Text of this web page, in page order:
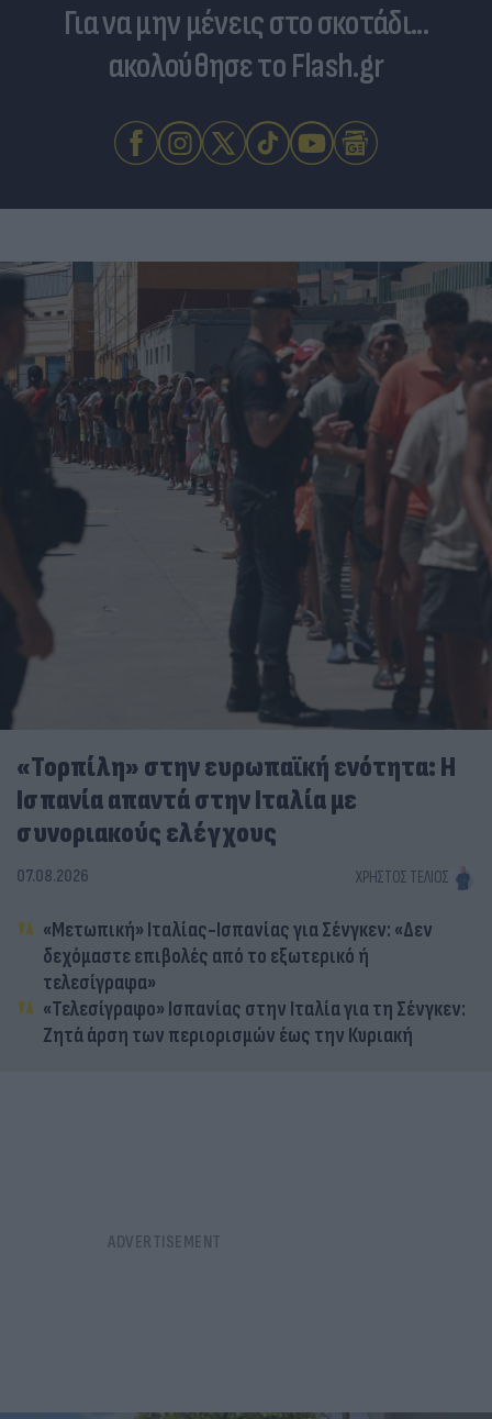
Για να μην μένεις στο σκοτάδι...
ακολούθησε το Flash.gr
«Τορπίλη» στην ευρωπαϊκή ενότητα: Η
Ισπανία απαντά στην Ιταλία με
συνοριακούς ελέγχους
07.08.2026 ΧΡΉΣΤΟΣ ΤΈΛΙΟΣ
«Μετωπική» Ιταλίας-Ισπανίας για Σένγκεν: «Δεν
δεχόμαστε επιβολές από το εξωτερικό ή
τελεσίγραφα»
«Τελεσίγραφο» Ισπανίας στην Ιταλία για τη Σένγκεν:
Ζητά άρση των περιορισμών έως την Κυριακή